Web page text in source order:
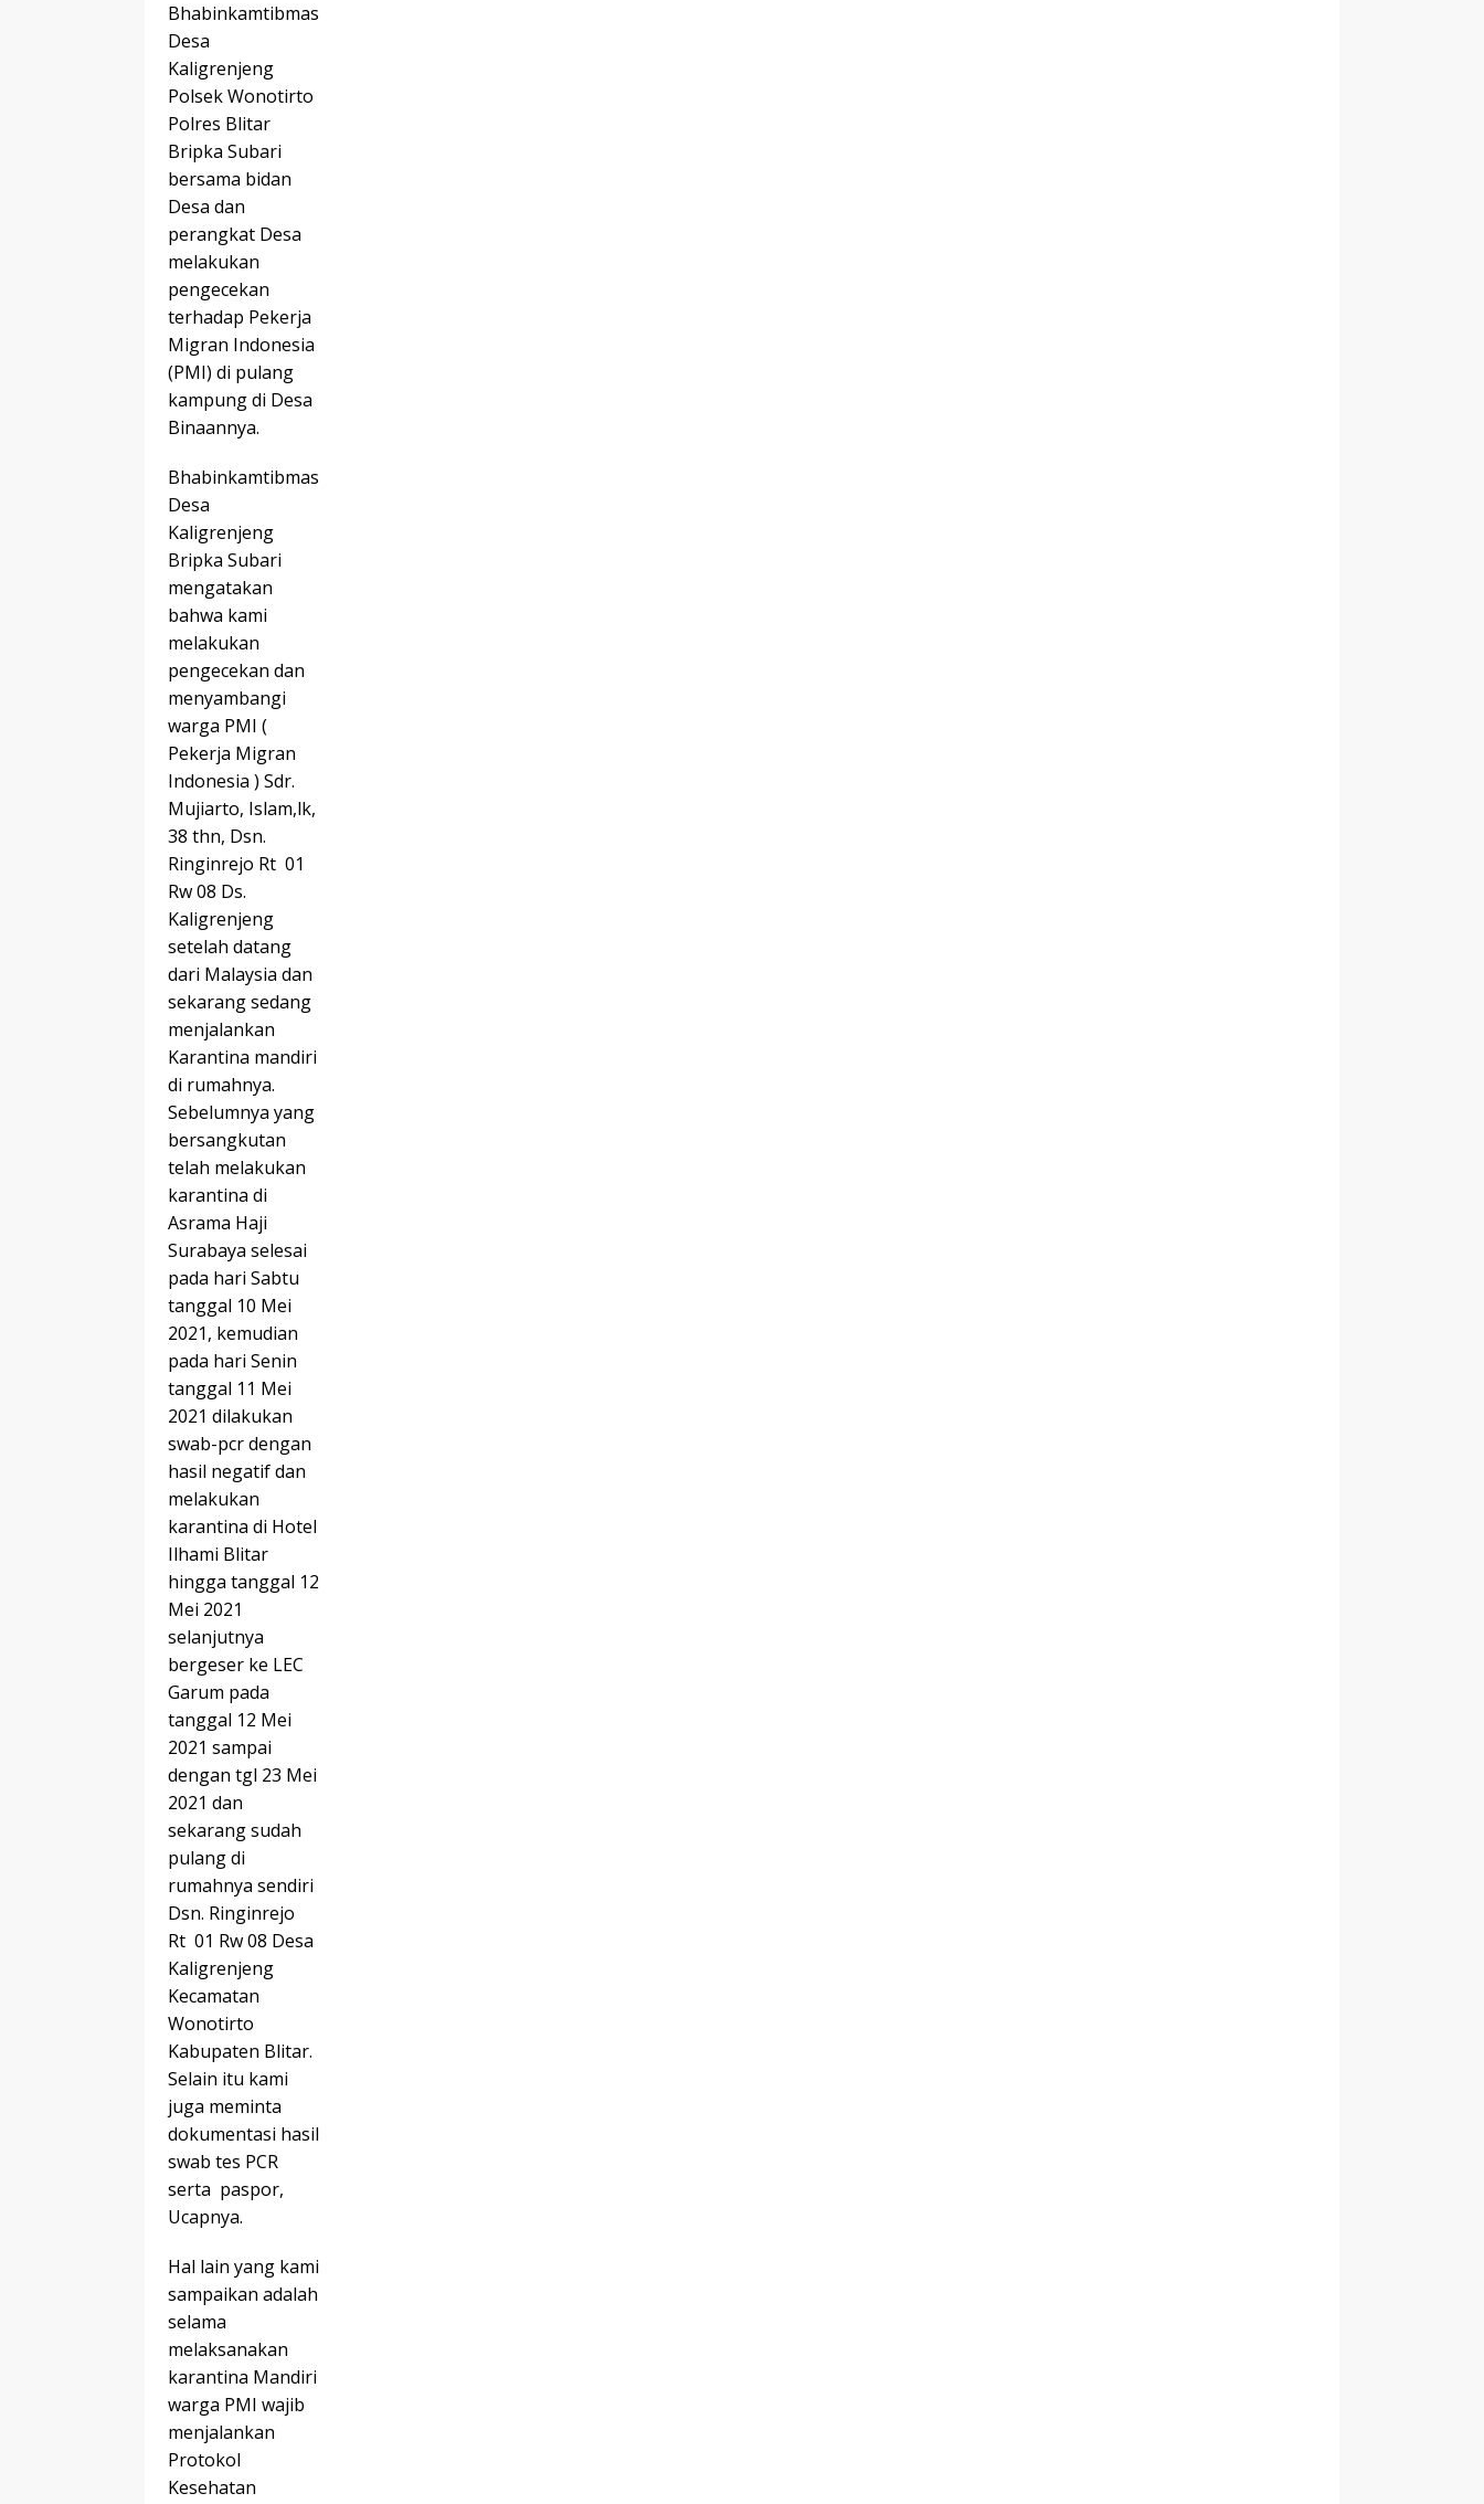
Bhabinkamtibmas
Desa
Kaligrenjeng
Polsek Wonotirto
Polres Blitar
Bripka Subari
bersama bidan
Desa dan
perangkat Desa
melakukan
pengecekan
terhadap Pekerja
Migran Indonesia
(PMI) di pulang
kampung di Desa
Binaannya.
Bhabinkamtibmas
Desa
Kaligrenjeng
Bripka Subari
mengatakan
bahwa kami
melakukan
pengecekan dan
menyambangi
warga PMI (
Pekerja Migran
Indonesia ) Sdr.
Mujiarto, Islam,lk,
38 thn, Dsn.
Ringinrejo Rt 01
Rw 08 Ds.
Kaligrenjeng
setelah datang
dari Malaysia dan
sekarang sedang
menjalankan
Karantina mandiri
di rumahnya.
Sebelumnya yang
bersangkutan
telah melakukan
karantina di
Asrama Haji
Surabaya selesai
pada hari Sabtu
tanggal 10 Mei
2021, kemudian
pada hari Senin
tanggal 11 Mei
2021 dilakukan
swab-pcr dengan
hasil negatif dan
melakukan
karantina di Hotel
Ilhami Blitar
hingga tanggal 12
Mei 2021
selanjutnya
bergeser ke LEC
Garum pada
tanggal 12 Mei
2021 sampai
dengan tgl 23 Mei
2021 dan
sekarang sudah
pulang di
rumahnya sendiri
Dsn. Ringinrejo
Rt 01 Rw 08 Desa
Kaligrenjeng
Kecamatan
Wonotirto
Kabupaten Blitar.
Selain itu kami
juga meminta
dokumentasi hasil
swab tes PCR
serta paspor,
Ucapnya.
Hal lain yang kami
sampaikan adalah
selama
melaksanakan
karantina Mandiri
warga PMI wajib
menjalankan
Protokol
Kesehatan